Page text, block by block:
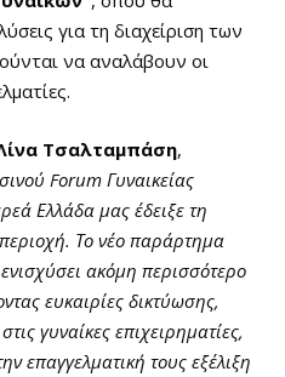
για τη διαχείριση των
να αναλάβουν οι
Τσαλταμπάση,
Forum Γυναικείας
Ελλάδα μας έδειξε τη
Το νέο παράρτημα
ακόμη περισσότερο
ευκαιρίες δικτύωσης,
γυναίκες επιχειρηματίες,
επαγγελματική τους εξέλιξη